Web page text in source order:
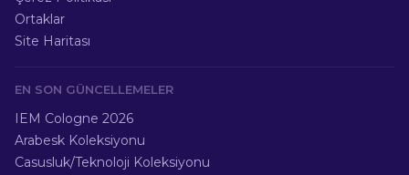
Ortaklar
Site Haritası
EN SON GÜNCELLEMELER
IEM Cologne 2026
Arabesk Koleksiyonu
Casusluk/Teknoloji Koleksiyonu